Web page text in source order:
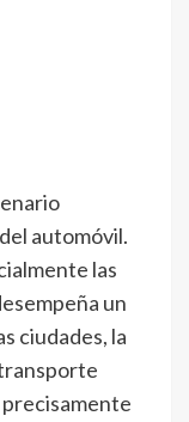
automóvil.
las
un
ciudades, la